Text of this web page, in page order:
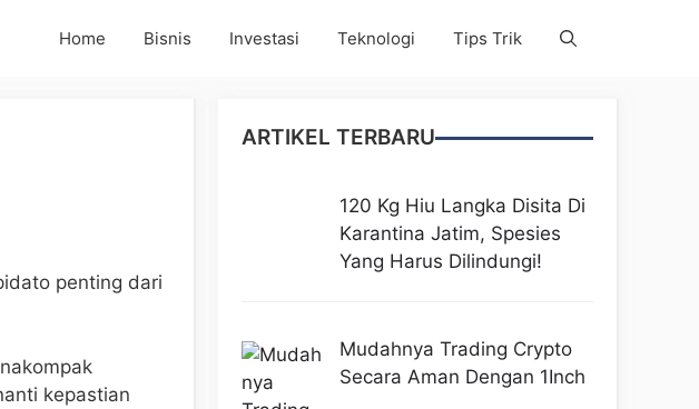
Home Bisnis Investasi Teknologi Tips Trik
penting dari
kepastian
ARTIKEL TERBARU
120 Kg Hiu Langka Disita Di
Karantina Jatim, Spesies
Yang Harus Dilindungi!
Mudahnya Trading Crypto
Secara Aman Dengan 1Inch